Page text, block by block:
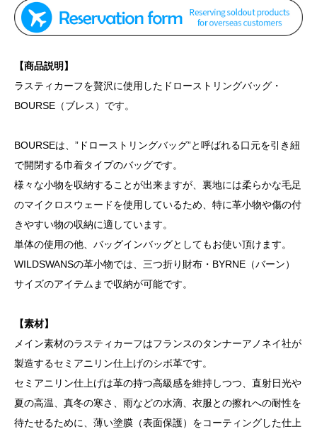
【商品説明】
ラスティカーフを贅沢に使用したドローストリングバッグ・
BOURSE（ブレス）です。
BOURSEは、”ドローストリングバッグ”と呼ばれる口元を引き紐
で開閉する巾着タイプのバッグです。
様々な小物を収納することが出来ますが、裏地には柔らかな毛足
のマイクロスウェードを使用しているため、特に革小物や傷の付
きやすい物の収納に適しています。
単体の使用の他、バッグインバッグとしてもお使い頂けます。
WILDSWANSの革小物では、三つ折り財布・BYRNE（バーン）
サイズのアイテムまで収納が可能です。
【素材】
メイン素材のラスティカーフはフランスのタンナーアノネイ社が
製造するセミアニリン仕上げのシボ革です。
セミアニリン仕上げは革の持つ高級感を維持しつつ、直射日光や
夏の高温、真冬の寒さ、雨などの水滴、衣服との擦れへの耐性を
待たせるために、薄い塗膜（表面保護）をコーティングした仕上